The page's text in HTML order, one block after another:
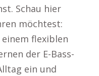
Schau hier
möchtest:
flexiblen
der E-Bass-
ein und